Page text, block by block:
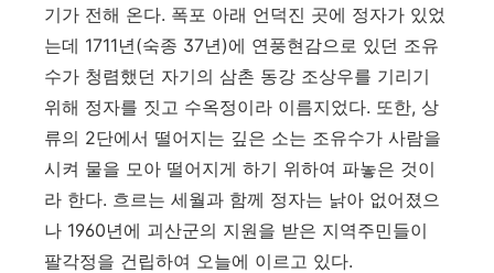
기가 전해 온다. 폭포 아래 언덕진 곳에 정자가 있었
는데 1711년(숙종 37년)에 연풍현감으로 있던 조유
수가 청렴했던 자기의 삼촌 동강 조상우를 기리기
위해 정자를 짓고 수옥정이라 이름지었다. 또한, 상
류의 2단에서 떨어지는 깊은 소는 조유수가 사람을
시켜 물을 모아 떨어지게 하기 위하여 파놓은 것이
라 한다. 흐르는 세월과 함께 정자는 낡아 없어졌으
나 1960년에 괴산군의 지원을 받은 지역주민들이
팔각정을 건립하여 오늘에 이르고 있다.